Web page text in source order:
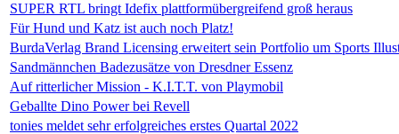
SUPER RTL bringt Idefix plattformübergreifend groß heraus
Für Hund und Katz ist auch noch Platz!
BurdaVerlag Brand Licensing erweitert sein Portfolio um Sports
Sandmännchen Badezusätze von Dresdner Essenz
Auf ritterlicher Mission - K.I.T.T. von Playmobil
Geballte Dino Power bei Revell
tonies meldet sehr erfolgreiches erstes Quartal 2022